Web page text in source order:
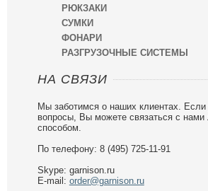
РЮКЗАКИ
СУМКИ
ФОНАРИ
РАЗГРУЗОЧНЫЕ СИСТЕМЫ
НА СВЯЗИ
Мы заботимся о наших клиентах. Если
вопросы, Вы можете связаться с
способом.
По телефону: 8 (495) 725-11-91
Skype: garnison.ru
E-mail: order@garnison.ru